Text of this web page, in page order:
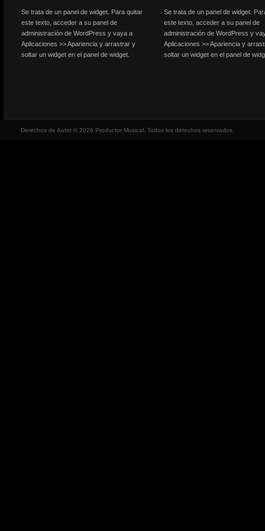
Se trata de un panel de widget. Para quitar
este texto, acceder a su panel de
administración de WordPress y vaya a
Aplicaciones >> Apariencia y arrastrar y
soltar un widget en el panel de widget.
Se trata de un panel de widget.
este texto, acceder a su panel de
administración de WordPress y
Aplicaciones >> Apariencia y
soltar un widget en el panel de
Derechos de Autor © 2026 Productor Musical, Todos los derechos reservados.